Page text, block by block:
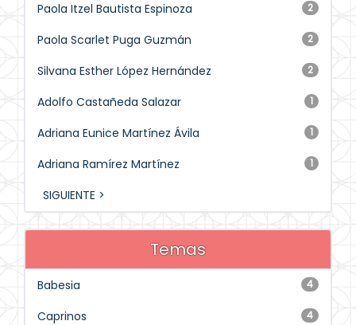
2
Paola Itzel Bautista Espinoza
2
Paola Scarlet Puga Guzmán
2
Silvana Esther López Hernández
1
Adolfo Castañeda Salazar
1
Adriana Eunice Martínez Ávila
1
Adriana Ramírez Martínez
SIGUIENTE >
Temas
4
Babesia
4
Caprinos